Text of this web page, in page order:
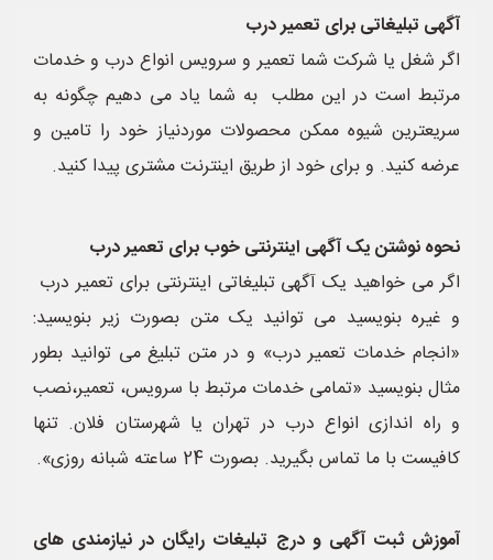
آگهی تبلیغاتی برای تعمیر درب
اگر شغل یا شرکت شما تعمیر و سرویس انواع درب و خدمات
مرتبط است در این مطلب به شما یاد می دهیم چگونه به
سریعترین شیوه ممکن محصولات موردنیاز خود را تامین و
عرضه کنید. و برای خود از طریق اینترنت مشتری پیدا کنید.
نحوه نوشتن یک آگهی اینترنتی خوب برای تعمیر درب
اگر می خواهید یک آگهی تبلیغاتی اینترنتی برای تعمیر درب
و غیره بنویسید می توانید یک متن بصورت زیر بنویسید:
«انجام خدمات تعمیر درب» و در متن تبلیغ می توانید بطور
مثال بنویسید «تمامی خدمات مرتبط با سرویس، تعمیر،نصب
و راه اندازی انواع درب در تهران یا شهرستان فلان. تنها
کافیست با ما تماس بگیرید. بصورت 24 ساعته شبانه روزی».
آموزش ثبت آگهی و درج تبلیغات رایگان در نیازمندی های